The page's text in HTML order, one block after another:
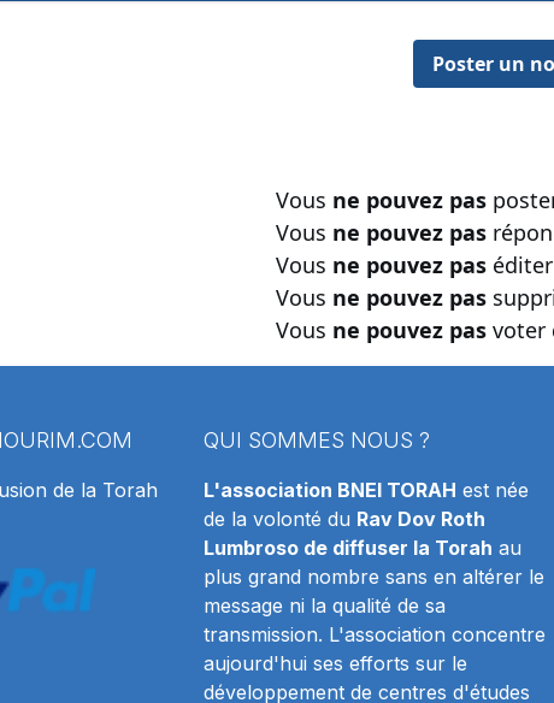
Poster un
Vous ne pouvez pas
Vous ne pouvez pas
Vous ne pouvez pas
Vous ne pouvez pas
Vous ne pouvez pas voter
de la Torah
QUI SOMMES NOUS ?
L'association BNEI TORAH est née
de la volonté du Rav Dov Roth
Lumbroso de diffuser la Torah au
plus grand nombre sans en altérer le
message ni la qualité de sa
transmission. L'association concentre
aujourd'hui ses efforts sur le
développement de centres d'études